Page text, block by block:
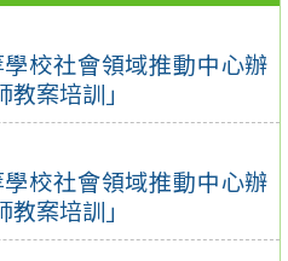
校社會領域推動中心辦
案培訓」
校社會領域推動中心辦
案培訓」